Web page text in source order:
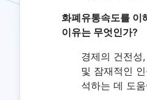
화폐유통속도를 이
이유는 무엇인가?
경제의 건전성
및 잠재적인
석하는 데 도